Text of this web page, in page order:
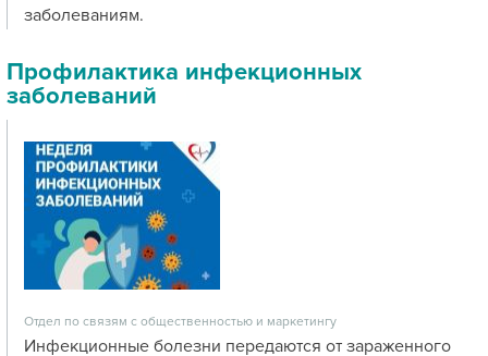
заболеваниям.
Профилактика инфекционных
заболеваний
Отдел по связям с общественностью и маркетингу
Инфекционные болезни передаются от зараженного